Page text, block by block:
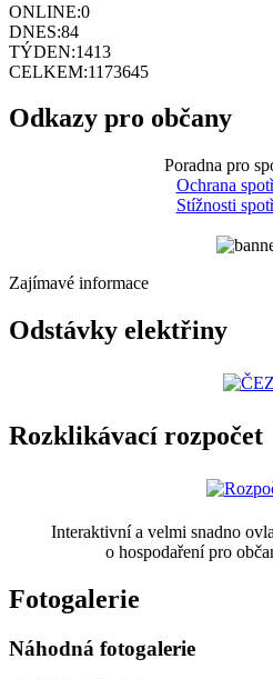
ONLINE:0
DNES:84
TÝDEN:1413
CELKEM:1173645
Odkazy pro občany
Poradna pro
Ochrana
Stížnosti
Zajímavé informace
Odstávky elektřiny
Rozklikávací rozpočet
Interaktivní a velmi snadno
o hospodaření pro
Fotogalerie
Náhodná fotogalerie